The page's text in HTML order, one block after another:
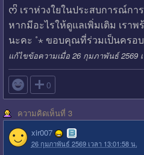
ᰔᩚ เราห่วงใยในประสบการณ์กา
หากมีอะไรให้ดูแลเพิ่มเติม เรา
นะคะ ˚⋆ ขอบคุณที่ร่วมเป็นครอ
แก้ไขข้อความเมื่อ 26 กุมภาพันธ์ 2569 เ
 0
ความคิดเห็นที่ 3
xir007
26 กุมภาพันธ์ 2569 เวลา 13:01:58 น.